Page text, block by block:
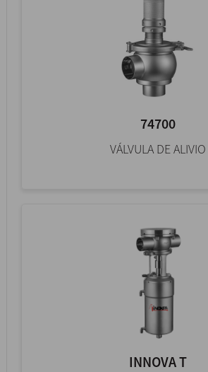
74700
VÁLVULA DE ALIVIO
INNOVA T